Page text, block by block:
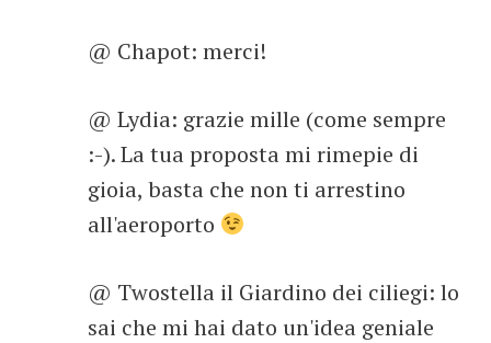
@ Chapot: merci!
@ Lydia: grazie mille (come sempre
:-). La tua proposta mi rimepie di
gioia, basta che non ti arrestino
all'aeroporto
@ Twostella il Giardino dei ciliegi: lo
sai che mi hai dato un'idea geniale